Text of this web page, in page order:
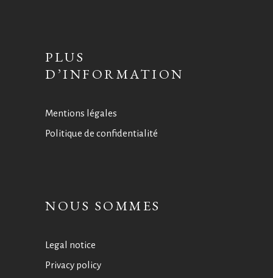
PLUS
D’INFORMATION
Mentions légales
Politique de confidentialité
NOUS SOMMES
Legal notice
Privacy policy